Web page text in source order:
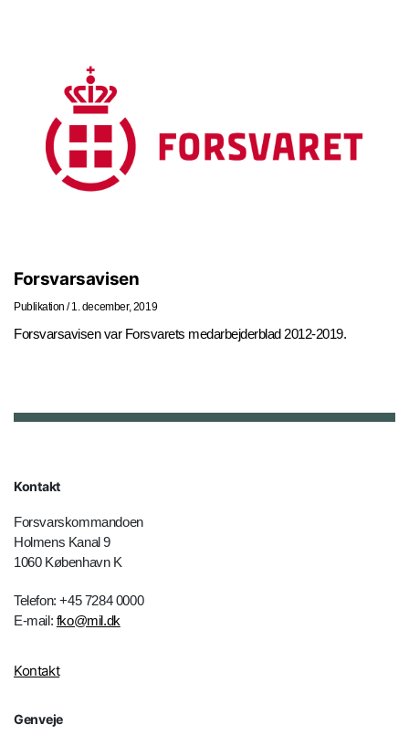
Forsvarsavisen
Publikation / 1. december, 2019
Forsvarsavisen var Forsvarets medarbejderblad 2012-2019.
Kontakt
Forsvarskommandoen
Holmens Kanal 9
1060 København K
Telefon: +45 7284 0000
E-mail: fko@mil.dk
Kontakt
Genveje